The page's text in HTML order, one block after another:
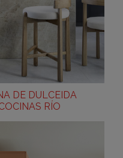
DE DULCEIDA
RÍO